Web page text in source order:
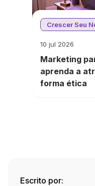
Crescer Seu
10 jul 2026
Marketing
aprenda a
forma ética
Escrito por: